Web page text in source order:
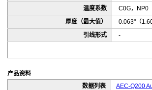
温度系数
C0G，NP0
厚度（最大值）
0.063"（
引线形式
-
产品资料
数据列表
AEC-Q200